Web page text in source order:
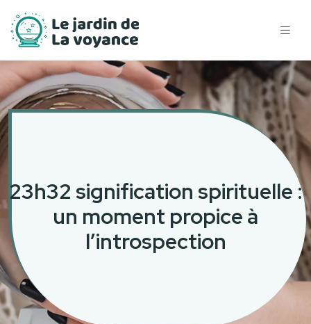
23h32 signification spirituelle :
un moment propice à
l’introspection